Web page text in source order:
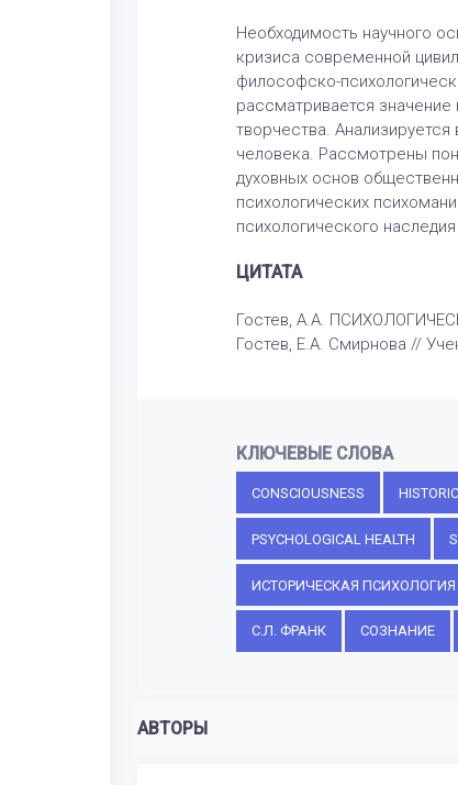
Необходимость научного
кризиса современной
философско-
рассматривается
творчества.
человека. Рассмотрены
духовных основ
психологических
психологического
ЦИТАТА
Гостев, А.А.
Гостев, Е.А. Смирнова //
КЛЮЧЕВЫЕ СЛОВА
CONSCIOUSNESS
PSYCHOLOGICAL HEALTH
ИСТОРИЧЕСКАЯ ПСИХОЛОГИЯ
С.Л. ФРАНК СОЗНАНИЕ
АВТОРЫ